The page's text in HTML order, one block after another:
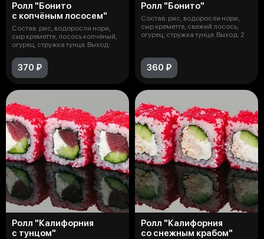
Ролл "Бонито
с копчёным лососем"
Состав: рис, водоросли нори,
сыр креметте, лосось копчёный,
огурец, стружка тунца. Выход:
370 ₽
Ролл "Бонито"
Состав: рис, водоросли нори,
сыр креметте, свежий лосось,
огурец, стружка тунца. Выход: 2
360 ₽
Ролл "Калифорния
с тунцом"
Ролл "Калифорния
со снежным крабом"